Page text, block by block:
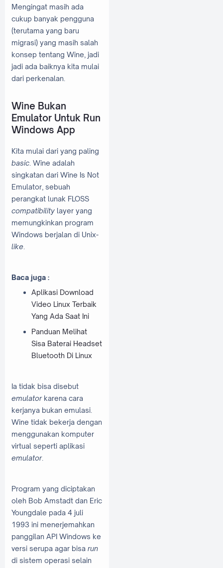
Mengingat masih ada
cukup banyak pengguna
(terutama yang baru
migrasi) yang masih salah
konsep tentang Wine, jadi
jadi ada baiknya kita mulai
dari perkenalan.
Wine Bukan
Emulator Untuk Run
Windows App
Kita mulai dari yang paling
basic . Wine adalah
singkatan dari Wine Is Not
Emulator, sebuah
perangkat lunak FLOSS
compatibility layer yang
memungkinkan program
Windows berjalan di Unix-
like
Baca juga :
Aplikasi Download
Video Linux Terbaik
Yang Ada Saat Ini
Panduan Melihat
Sisa Baterai Headset
Bluetooth Di Linux
Ia tidak bisa disebut
emulatorkarena cara
kerjanya bukan emulasi.
Wine tidak bekerja dengan
menggunakan komputer
virtual seperti aplikasi
emulator.
Program yang diciptakan
oleh Bob Amstadt dan Eric
Youngdale pada 4 juli
1993 ini menerjemahkan
panggilan API Windows ke
versi serupa agar bisa run
di sistem operasi selain